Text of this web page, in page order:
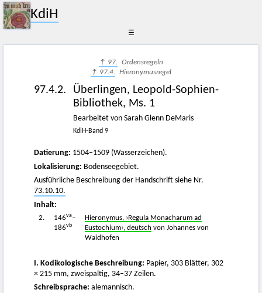
KdiH
☰
↑ 97. Ordensregeln
↑ 97.4. Hieronymusregel
97.4.2.
Überlingen, Leopold-Sophien-
Bibliothek, Ms. 1
Bearbeitet von Sarah Glenn DeMaris
KdiH-Band 9
Datierung: 1504–1509 (Wasserzeichen).
Lokalisierung: Bodenseegebiet.
Ausführliche Beschreibung der Handschrift siehe Nr.
73.10.10.
Inhalt:
2. 146va–
186vb
Hieronymus, ›Regula Monacharum ad
Eustochium‹, deutsch von Johannes von
Waidhofen
I. Kodikologische Beschreibung: Papier, 303 Blätter, 302
× 215 mm, zweispaltig, 34–37 Zeilen.
Schreibsprache: alemannisch.